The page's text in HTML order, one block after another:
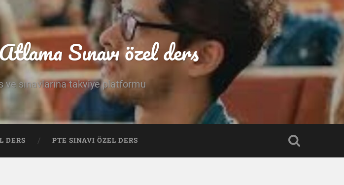
Sınavı özel ders
ve sınavlarına takviye platformu
DERS PTE SINAVI ÖZEL DERS